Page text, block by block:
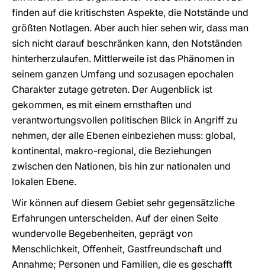
finden auf die kritischsten Aspekte, die Notstände und
größten Notlagen. Aber auch hier sehen wir, dass man
sich nicht darauf beschränken kann, den Notständen
hinterherzulaufen. Mittlerweile ist das Phänomen in
seinem ganzen Umfang und sozusagen epochalen
Charakter zutage getreten. Der Augenblick ist
gekommen, es mit einem ernsthaften und
verantwortungsvollen politischen Blick in Angriff zu
nehmen, der alle Ebenen einbeziehen muss: global,
kontinental, makro-regional, die Beziehungen
zwischen den Nationen, bis hin zur nationalen und
lokalen Ebene.
Wir können auf diesem Gebiet sehr gegensätzliche
Erfahrungen unterscheiden. Auf der einen Seite
wundervolle Begebenheiten, geprägt von
Menschlichkeit, Offenheit, Gastfreundschaft und
Annahme; Personen und Familien, die es geschafft